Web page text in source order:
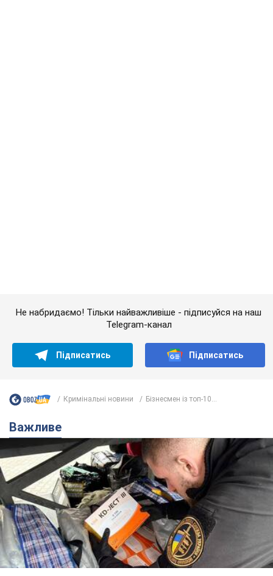
Не набридаємо! Тільки найважливіше - підписуйся на наш
Telegram-канал
Підписатись Підписатись
Кримінальні новини Бізнесмен із топ-10...
Важливе